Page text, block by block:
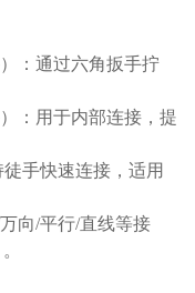
：通过六角扳手拧
：用于内部连接，提
手快速连接，适用
向/平行/直线等接